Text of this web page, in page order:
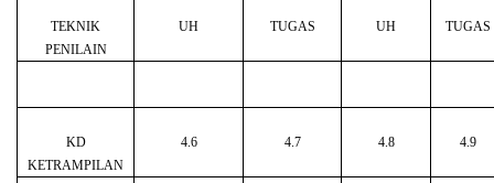
TEKNIK
PENILAIN
UH TUGAS UH TUGAS
KD
KETRAMPILAN
4.6 4.7 4.8 4.9